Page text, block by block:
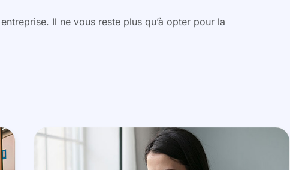
Il ne vous reste plus qu’à opter pour la